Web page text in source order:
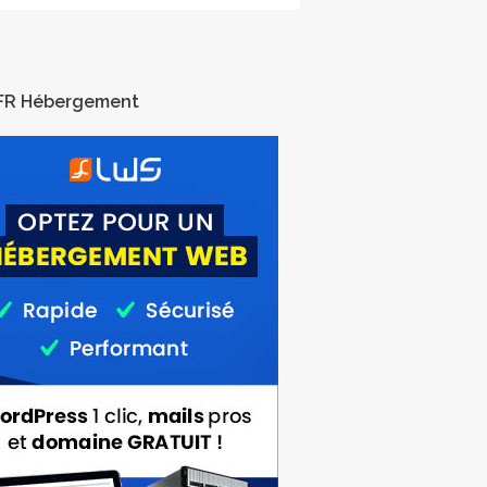
Hébergement